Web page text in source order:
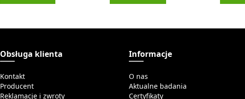
Obsługa klienta
Kontakt
Producent
Reklamacje i zwroty
Informacje
O nas
Aktualne badania
Certyfikaty